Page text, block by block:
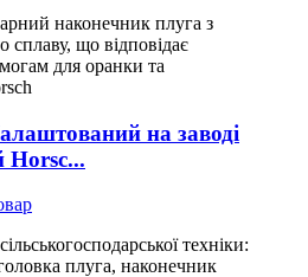
на заводі
Horsc...